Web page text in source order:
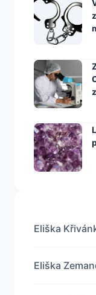
Eliška
Eliška